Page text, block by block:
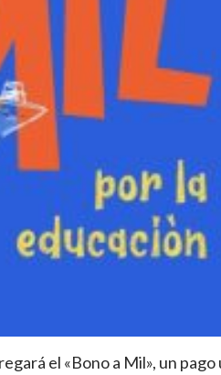
el «Bono a Mil», un pago